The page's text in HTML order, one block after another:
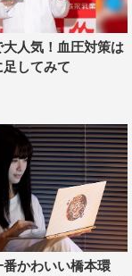
上げて大雨を浴
知的で気が強い
ず胸がときめい
大人気！血圧対策は
足してみて
かわいい橋本環